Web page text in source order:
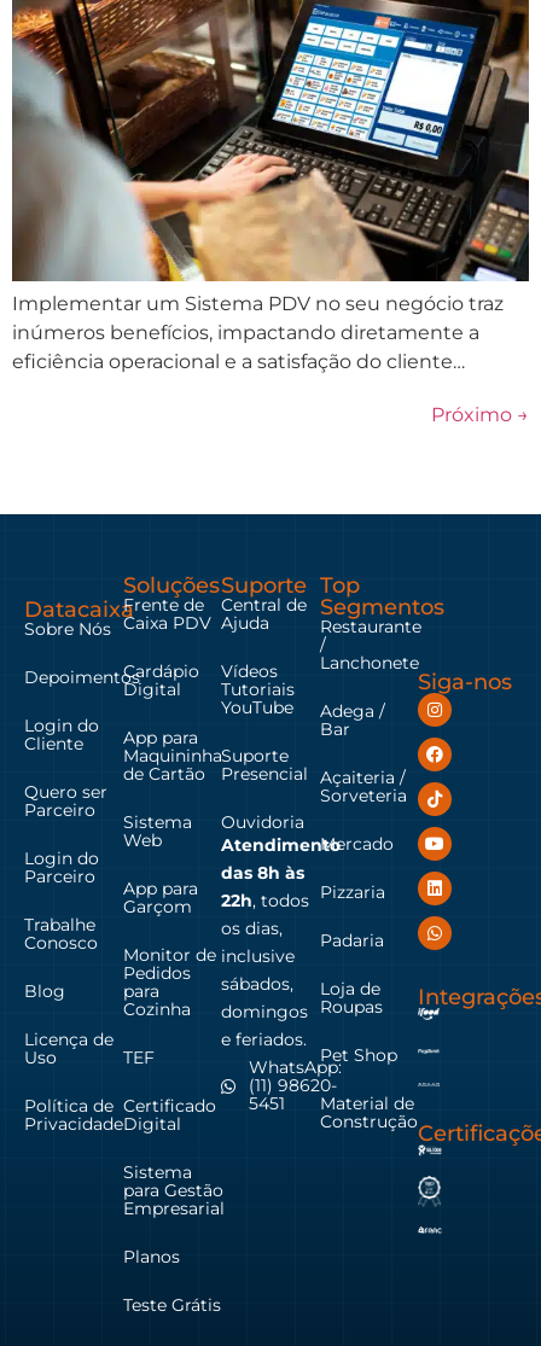
Implementar um Sistema PDV no seu negócio traz
inúmeros benefícios, impactando diretamente a
eficiência operacional e a satisfação do cliente…
Próximo →
Datacaixa
Sobre Nós
Depoimentos
Login do
Cliente
Quero ser
Parceiro
Login do
Parceiro
Trabalhe
Conosco
Blog
Licença de
Uso
Política de
Privacidade
Soluções
Frente de
Caixa PDV
Cardápio
Digital
App para
Maquininha
de Cartão
Sistema
Web
App para
Garçom
Monitor de
Pedidos
para
Cozinha
TEF
Certificado
Digital
Sistema
para Gestão
Empresarial
Planos
Teste Grátis
Suporte
Central de
Ajuda
Vídeos
Tutoriais
YouTube
Suporte
Presencial
Ouvidoria
Atendimento
das 8h às
22h, todos
os dias,
inclusive
sábados,
domingos
e feriados.
WhatsApp:
(11) 98620-
5451
Top
Segmentos
Restaurante
/
Lanchonete
Adega /
Bar
Açaiteria /
Sorveteria
Mercado
Pizzaria
Padaria
Loja de
Roupas
Pet Shop
Material de
Construção
Siga-nos